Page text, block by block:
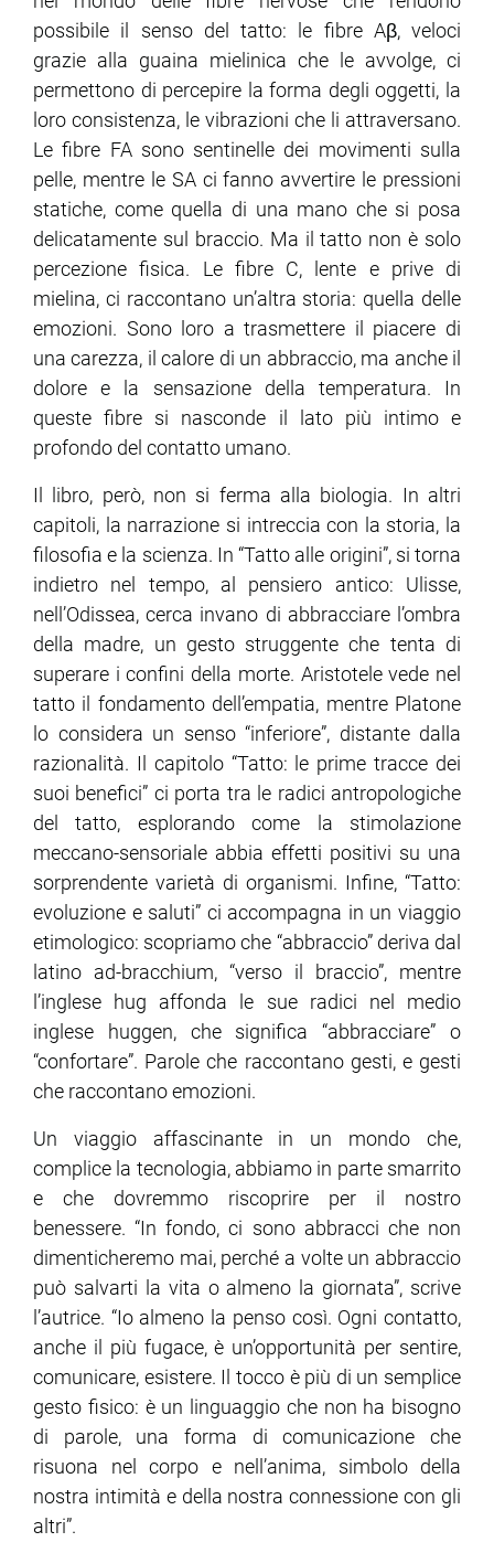
possibile il senso del tatto: le fibre Aβ, veloci
grazie alla guaina mielinica che le avvolge, ci
permettono di percepire la forma degli oggetti, la
loro consistenza, le vibrazioni che li attraversano.
Le fibre FA sono sentinelle dei movimenti sulla
pelle, mentre le SA ci fanno avvertire le pressioni
statiche, come quella di una mano che si posa
delicatamente sul braccio. Ma il tatto non è solo
percezione fisica. Le fibre C, lente e prive di
mielina, ci raccontano un’altra storia: quella delle
emozioni. Sono loro a trasmettere il piacere di
una carezza, il calore di un abbraccio, ma anche il
dolore e la sensazione della temperatura. In
queste fibre si nasconde il lato più intimo e
profondo del contatto umano.
Il libro, però, non si ferma alla biologia. In altri
capitoli, la narrazione si intreccia con la storia, la
filosofia e la scienza. In “Tatto alle origini”, si torna
indietro nel tempo, al pensiero antico: Ulisse,
nell’Odissea, cerca invano di abbracciare l’ombra
della madre, un gesto struggente che tenta di
superare i confini della morte. Aristotele vede nel
tatto il fondamento dell’empatia, mentre Platone
lo considera un senso “inferiore”, distante dalla
razionalità. Il capitolo “Tatto: le prime tracce dei
suoi benefici” ci porta tra le radici antropologiche
del tatto, esplorando come la stimolazione
meccano-sensoriale abbia effetti positivi su una
sorprendente varietà di organismi. Infine, “Tatto:
evoluzione e saluti” ci accompagna in un viaggio
etimologico: scopriamo che “abbraccio” deriva dal
latino ad-bracchium, “verso il braccio”, mentre
l’inglese hug affonda le sue radici nel medio
inglese huggen, che significa “abbracciare” o
“confortare”. Parole che raccontano gesti, e gesti
che raccontano emozioni.
Un viaggio affascinante in un mondo che,
complice la tecnologia, abbiamo in parte smarrito
e che dovremmo riscoprire per il nostro
benessere. “In fondo, ci sono abbracci che non
dimenticheremo mai, perché a volte un abbraccio
può salvarti la vita o almeno la giornata”, scrive
l’autrice. “Io almeno la penso così. Ogni contatto,
anche il più fugace, è un’opportunità per sentire,
comunicare, esistere. Il tocco è più di un semplice
gesto fisico: è un linguaggio che non ha bisogno
di parole, una forma di comunicazione che
risuona nel corpo e nell’anima, simbolo della
nostra intimità e della nostra connessione con gli
altri”.